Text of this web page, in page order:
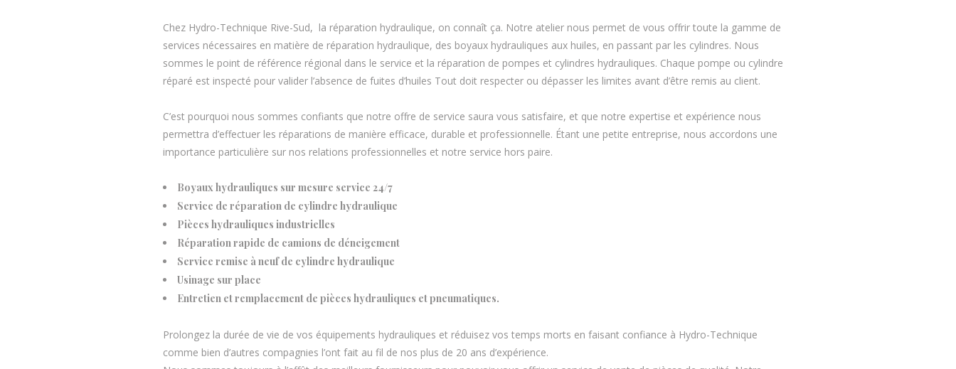
Chez Hydro-Technique Rive-Sud, la réparation hydraulique, on connaît ça. Notre atelier nous permet de vous offrir toute la gamme de
services nécessaires en matière de réparation hydraulique, des boyaux hydrauliques aux huiles, en passant par les cylindres. Nous
sommes le point de référence régional dans le service et la réparation de pompes et cylindres hydrauliques. Chaque pompe ou cylindre
réparé est inspecté pour valider l’absence de fuites d’huiles Tout doit respecter ou dépasser les limites avant d’être remis au client.
C’est pourquoi nous sommes confiants que notre offre de service saura vous satisfaire, et que notre expertise et expérience nous
permettra d’effectuer les réparations de manière efficace, durable et professionnelle. Étant une petite entreprise, nous accordons une
importance particulière sur nos relations professionnelles et notre service hors paire.
Boyaux hydrauliques sur mesure service 24/7
Service de réparation de cylindre hydraulique
Pièces hydrauliques industrielles
Réparation rapide de camions de déneigement
Service remise à neuf de cylindre hydraulique
Usinage sur place
Entretien et remplacement de pièces hydrauliques et pneumatiques.
Prolongez la durée de vie de vos équipements hydrauliques et réduisez vos temps morts en faisant confiance à Hydro-Technique
comme bien d’autres compagnies l’ont fait au fil de nos plus de 20 ans d’expérience.